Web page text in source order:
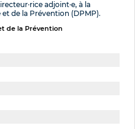
adjoint·e, à la
de la Prévention (DPMP).
de la Prévention